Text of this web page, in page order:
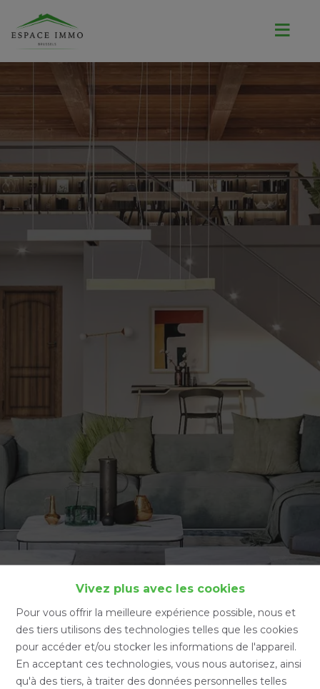
Vivez plus avec les cookies
Pour vous offrir la meilleure expérience possible, nous et
des tiers utilisons des technologies telles que les cookies
pour accéder et/ou stocker les informations de l'appareil.
En acceptant ces technologies, vous nous autorisez, ainsi
qu'à des tiers, à traiter des données personnelles telles
Accueil
Accueil